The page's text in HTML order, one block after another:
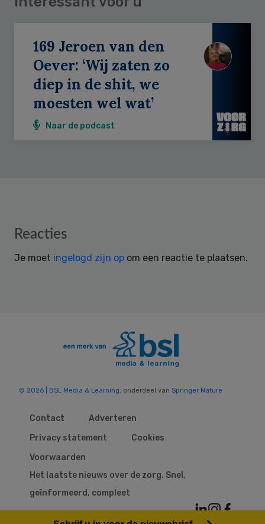
169 Jeroen van den
Oever: ‘Wij zaten zo
diep in de shit, we
moesten wel wat’
Naar de podcast
Reader
Reacties
Je moet ingelogd zijn op om een reactie te plaatsen.
© 2026 | BSL Media & Learning, onderdeel van Springer Nature
Contact
Adverteren
Privacy statement
Cookies
Voorwaarden
Het laatste nieuws over de zorg. Snel,
geïnformeerd, compleet